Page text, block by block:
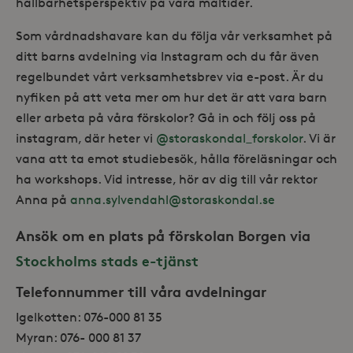
Som vårdnadshavare kan du följa vår verksamhet på
ditt barns avdelning via Instagram och du får även
regelbundet vårt verksamhetsbrev via e-post. Är du
nyfiken på att veta mer om hur det är att vara barn
eller arbeta på våra förskolor? Gå in och följ oss på
instagram, där heter vi @storaskondal_forskolor. Vi är
vana att ta emot studiebesök, hålla föreläsningar och
ha workshops. Vid intresse, hör av dig till vår rektor
Anna på anna.sylvendahl@storaskondal.se
Ansök om en plats på förskolan Borgen via
Stockholms stads e-tjänst
Telefonnummer till våra avdelningar
Igelkotten: 076-000 81 35
Myran: 076- 000 81 37
_hjAbsoluteSessionInProgress
Hotjar Ltd
.storaskondal.se
minuter